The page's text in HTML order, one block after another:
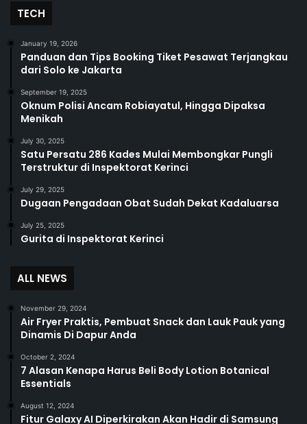
TECH
January 19, 2026
Panduan dan Tips Booking Tiket Pesawat Terjangkau
dari Solo ke Jakarta
September 19, 2025
Oknum Polisi Ancam Robiayatul, Hingga Dipaksa
Menikah
July 30, 2025
Satu Persatu 286 Kades Mulai Membongkar Pungli
Terstruktur di Inspektorat Kerinci
July 29, 2025
Dugaan Pengadaan Obat Sudah Dekat Kadaluarsa
July 25, 2025
Gurita di Inspektorat Kerinci
ALL NEWS
November 29, 2024
Air Fryer Praktis, Pembuat Snack dan Lauk Pauk yang
Dinamis Di Dapur Anda
October 2, 2024
7 Alasan Kenapa Harus Beli Body Lotion Botanical
Essentials
August 12, 2024
Fitur Galaxy AI Diperkirakan Akan Hadir di Samsung